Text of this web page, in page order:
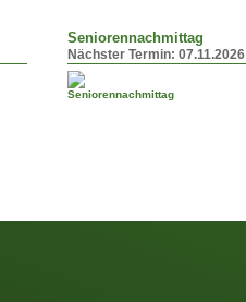
Seniorennachmittag
Nächster Termin: 07.11.2026